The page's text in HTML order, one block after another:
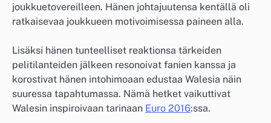
joukkuetovereilleen. Hänen johtajuutensa kentällä oli
ratkaisevaa joukkueen motivoimisessa paineen alla.
Lisäksi hänen tunteelliset reaktionsa tärkeiden
pelitilanteiden jälkeen resonoivat fanien kanssa ja
korostivat hänen intohimoaan edustaa Walesia näin
suuressa tapahtumassa. Nämä hetket vaikuttivat
Walesin inspiroivaan tarinaan Euro 2016:ssa.